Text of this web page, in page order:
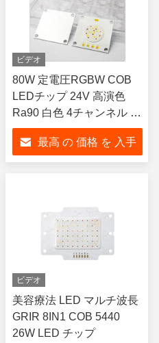
ビデオ
80W 定電圧RGBW COB
LEDチップ 24V 高演色
Ra90 白色 4チャンネル 水
槽用照明
最高 の 価格 を 入手
ビデオ
美容療法 LED マルチ波長
GRIR 8IN1 COB 5440
26W LED チップ